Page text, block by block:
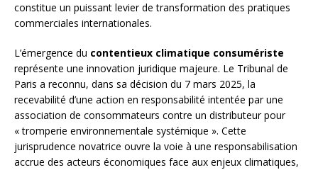
constitue un puissant levier de transformation des pratiques
commerciales internationales.
L’émergence du contentieux climatique consumériste
représente une innovation juridique majeure. Le Tribunal de
Paris a reconnu, dans sa décision du 7 mars 2025, la
recevabilité d’une action en responsabilité intentée par une
association de consommateurs contre un distributeur pour
« tromperie environnementale systémique ». Cette
jurisprudence novatrice ouvre la voie à une responsabilisation
accrue des acteurs économiques face aux enjeux climatiques,